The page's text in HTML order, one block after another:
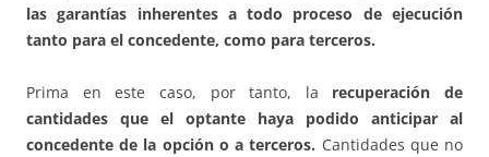
las garantías inherentes a todo proceso de ejecución
tanto para el concedente, como para terceros.
Prima en este caso, por tanto, la recuperación de
cantidades que el optante haya podido anticipar al
concedente de la opción o a terceros. Cantidades que no